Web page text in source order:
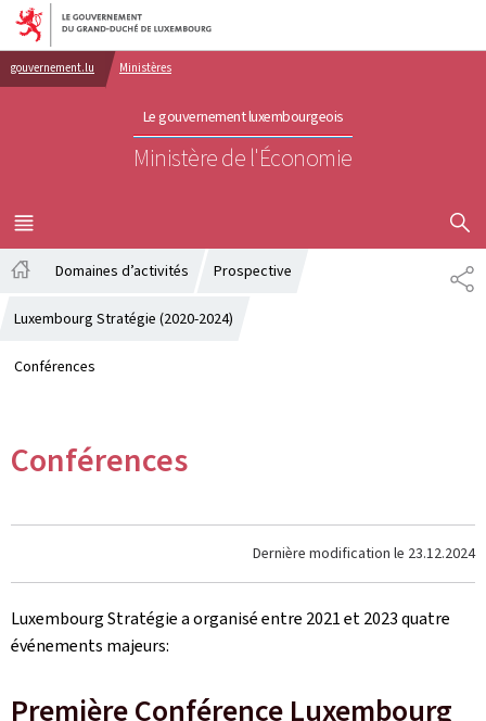
Aller au menu principal
Aller au contenu
gouvernement.lu Ministères
Le gouvernement luxembourgeois
Ministère de l'Économie
MENU
PRINCIPAL
Domaines d’activités Prospective
Luxembourg Stratégie (2020-2024)
Conférences
Conférences
Dernière modification le 23.12.2024
Luxembourg Stratégie a organisé entre 2021 et 2023 quatre
événements majeurs:
Première Conférence Luxembourg